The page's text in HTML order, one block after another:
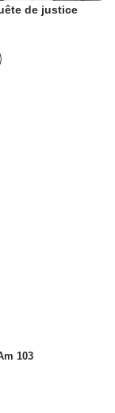
de justice
103